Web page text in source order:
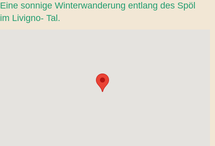
Eine sonnige Winterwanderung entlang des Spöl
im Livigno- Tal.